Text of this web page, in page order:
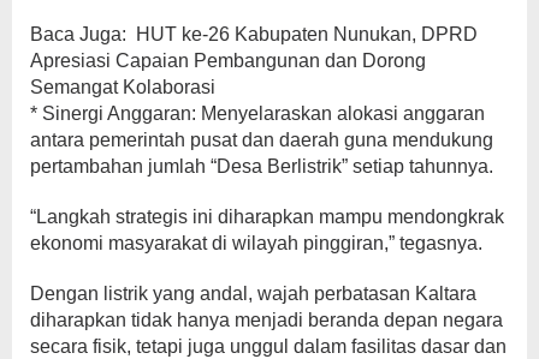
Baca Juga:
HUT ke-26 Kabupaten Nunukan, DPRD
Apresiasi Capaian Pembangunan dan Dorong
Semangat Kolaborasi
* Sinergi Anggaran: Menyelaraskan alokasi anggaran
antara pemerintah pusat dan daerah guna mendukung
pertambahan jumlah “Desa Berlistrik” setiap tahunnya.
“Langkah strategis ini diharapkan mampu mendongkrak
ekonomi masyarakat di wilayah pinggiran,” tegasnya.
Dengan listrik yang andal, wajah perbatasan Kaltara
diharapkan tidak hanya menjadi beranda depan negara
secara fisik, tetapi juga unggul dalam fasilitas dasar dan